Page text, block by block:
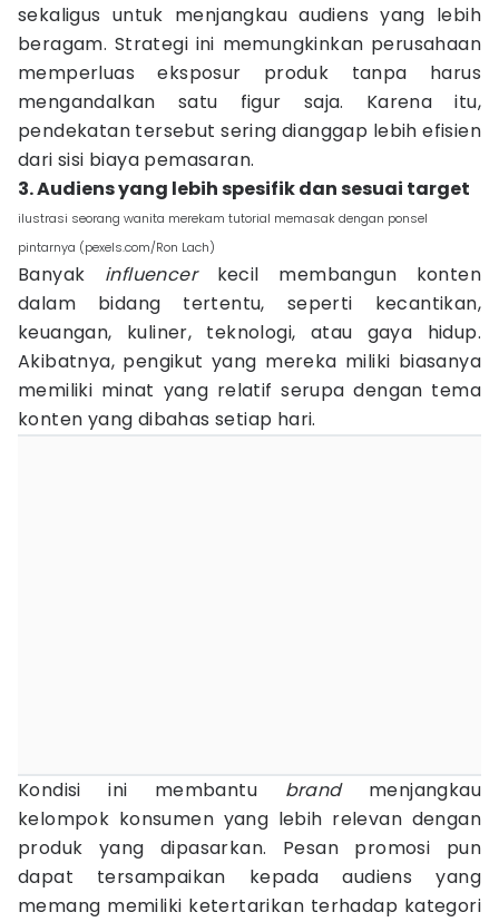
sekaligus untuk menjangkau audiens yang lebih
beragam. Strategi ini memungkinkan perusahaan
memperluas eksposur produk tanpa harus
mengandalkan satu figur saja. Karena itu,
pendekatan tersebut sering dianggap lebih efisien
dari sisi biaya pemasaran.
3. Audiens yang lebih spesifik dan sesuai target
ilustrasi seorang wanita merekam tutorial memasak dengan ponsel
pintarnya (pexels.com/Ron Lach)
Banyak influencerkecil membangun konten
dalam bidang tertentu, seperti kecantikan,
keuangan, kuliner, teknologi, atau gaya hidup.
Akibatnya, pengikut yang mereka miliki biasanya
memiliki minat yang relatif serupa dengan tema
konten yang dibahas setiap hari.
Kondisi ini membantu brandmenjangkau
kelompok konsumen yang lebih relevan dengan
produk yang dipasarkan. Pesan promosi pun
dapat tersampaikan kepada audiens yang
memang memiliki ketertarikan terhadap kategori